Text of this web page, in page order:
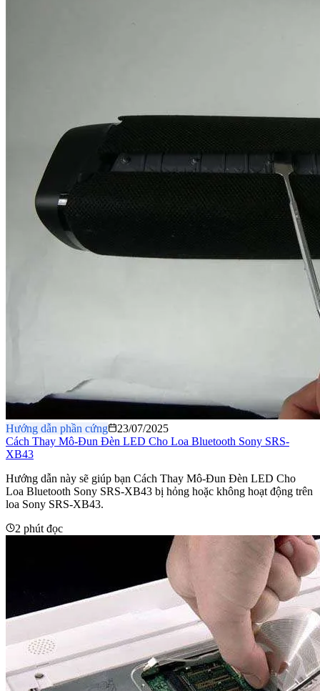
Hướng dẫn phần cứng
23/07/2025
Cách Thay Mô-Đun Đèn LED Cho Loa Bluetooth Sony SRS-
XB43
Hướng dẫn này sẽ giúp bạn Cách Thay Mô-Đun Đèn LED Cho
Loa Bluetooth Sony SRS-XB43 bị hỏng hoặc không hoạt động trên
loa Sony SRS-XB43.
2 phút đọc